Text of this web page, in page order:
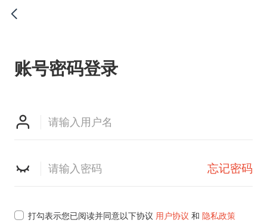

账号密码登录

 忘记密码
 打勾表示您已阅读并同意以下协议 用户协议 和 隐私政策